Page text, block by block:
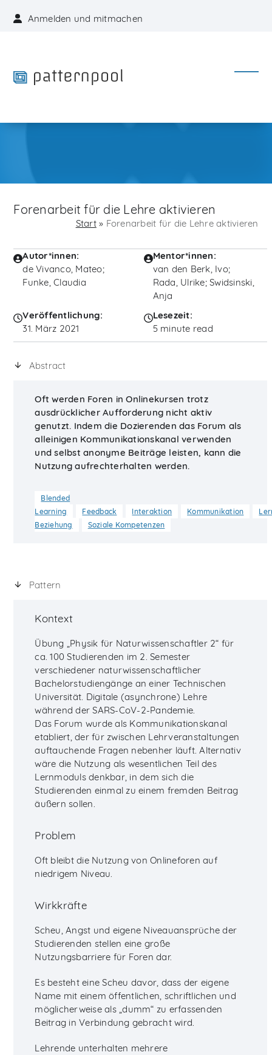
Anmelden und mitmachen
menu
menu
Forenarbeit für die Lehre aktivieren
Start» Forenarbeit für die Lehre aktivieren
Autor*innen:
de Vivanco, Mateo;
Funke, Claudia
Mentor*innen:
van den Berk, Ivo;
Rada, Ulrike; Swidsinski,
Anja
Veröffentlichung:
31. März 2021
Lesezeit:
5 minute read
Abstract
Oft werden Foren in Onlinekursen trotz
ausdrücklicher Aufforderung nicht aktiv
genutzt. Indem die Dozierenden das Forum als
alleinigen Kommunikationskanal verwenden
und selbst anonyme Beiträge leisten, kann die
Nutzung aufrechterhalten werden.
Blended
Learning
Feedback Interaktion Kommunikation
Beziehung
Soziale Kompetenzen
Pattern
Kontext
Übung „Physik für Naturwissenschaftler 2“ für
ca. 100 Studierenden im 2. Semester
verschiedener naturwissenschaftlicher
Bachelorstudiengänge an einer Technischen
Universität. Digitale (asynchrone) Lehre
während der SARS-CoV-2-Pandemie.
Das Forum wurde als Kommunikationskanal
etabliert, der für zwischen Lehrveranstaltungen
auftauchende Fragen nebenher läuft. Alternativ
wäre die Nutzung als wesentlichen Teil des
Lernmoduls denkbar, in dem sich die
Studierenden einmal zu einem fremden Beitrag
äußern sollen.
Problem
Oft bleibt die Nutzung von Onlineforen auf
niedrigem Niveau.
Wirkkräfte
Scheu, Angst und eigene Niveauansprüche der
Studierenden stellen eine große
Nutzungsbarriere für Foren dar.
Es besteht eine Scheu davor, dass der eigene
Name mit einem öffentlichen, schriftlichen und
möglicherweise als „dumm“ zu erfassenden
Beitrag in Verbindung gebracht wird.
Lehrende unterhalten mehrere